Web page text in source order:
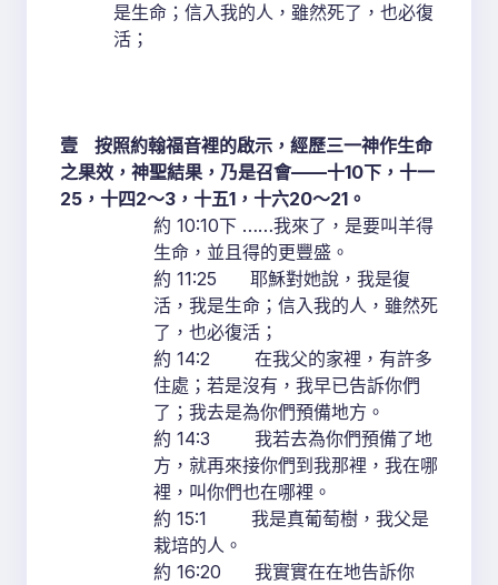
是生命；信入我的人，雖然死了，也必復
活；
壹
按照約翰福音裡的啟示，經歷三一神作生命
之果效，神聖結果，乃是召會——十10下，十一
25 ，十四2～3 ，十五1 ，十六20～21 。
約 10:10下 ……我來了，是要叫羊得
生命，並且得的更豐盛。
約 11:25 耶穌對她說，我是復
活，我是生命；信入我的人，雖然死
了，也必復活；
約 14:2 在我父的家裡，有許多
住處；若是沒有，我早已告訴你們
了；我去是為你們預備地方。
約 14:3 我若去為你們預備了地
方，就再來接你們到我那裡，我在哪
裡，叫你們也在哪裡。
約 15:1 我是真葡萄樹，我父是
栽培的人。
約 16:20 我實實在在地告訴你